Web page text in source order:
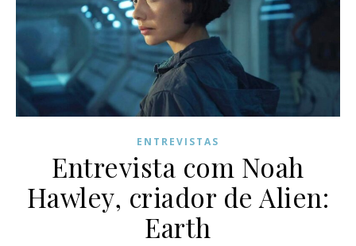
ENTREVISTAS
Entrevista com Noah
Hawley, criador de Alien:
Earth